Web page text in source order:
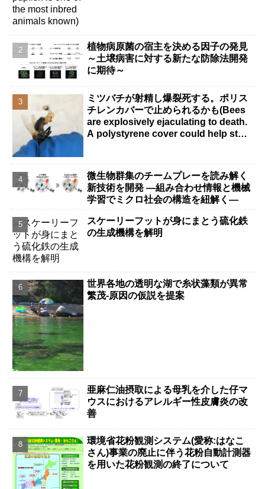
植物病原菌の宿主を決める因子の発見
～土壌病害に対する新たな防除法開発
に期待～
ミツバチが射精し爆裂死する。ポリス
チレンカバーで止められるかも(Bees
are explosively ejaculating to death.
A polystyrene cover could help stop
微生物群集のチームプレーを読み解く
新技術を開発 ―組み合わせ情報と機械
学習でミクロ社会の構造を紐解く―
スケーリーフットが身にまとう硫化鉄
の生成機構を解明
世界各地の透明な湖で糸状藻類が異常
繁茂-原因の仮説を提案
亜麻仁油摂取による母乳を介した仔マ
ウスにおけるアレルギー性皮膚炎の改
善
環境省花粉観測システム(愛称:はなこ
さん)事業の廃止に伴う花粉自動計測器
を用いた花粉観測の終了について